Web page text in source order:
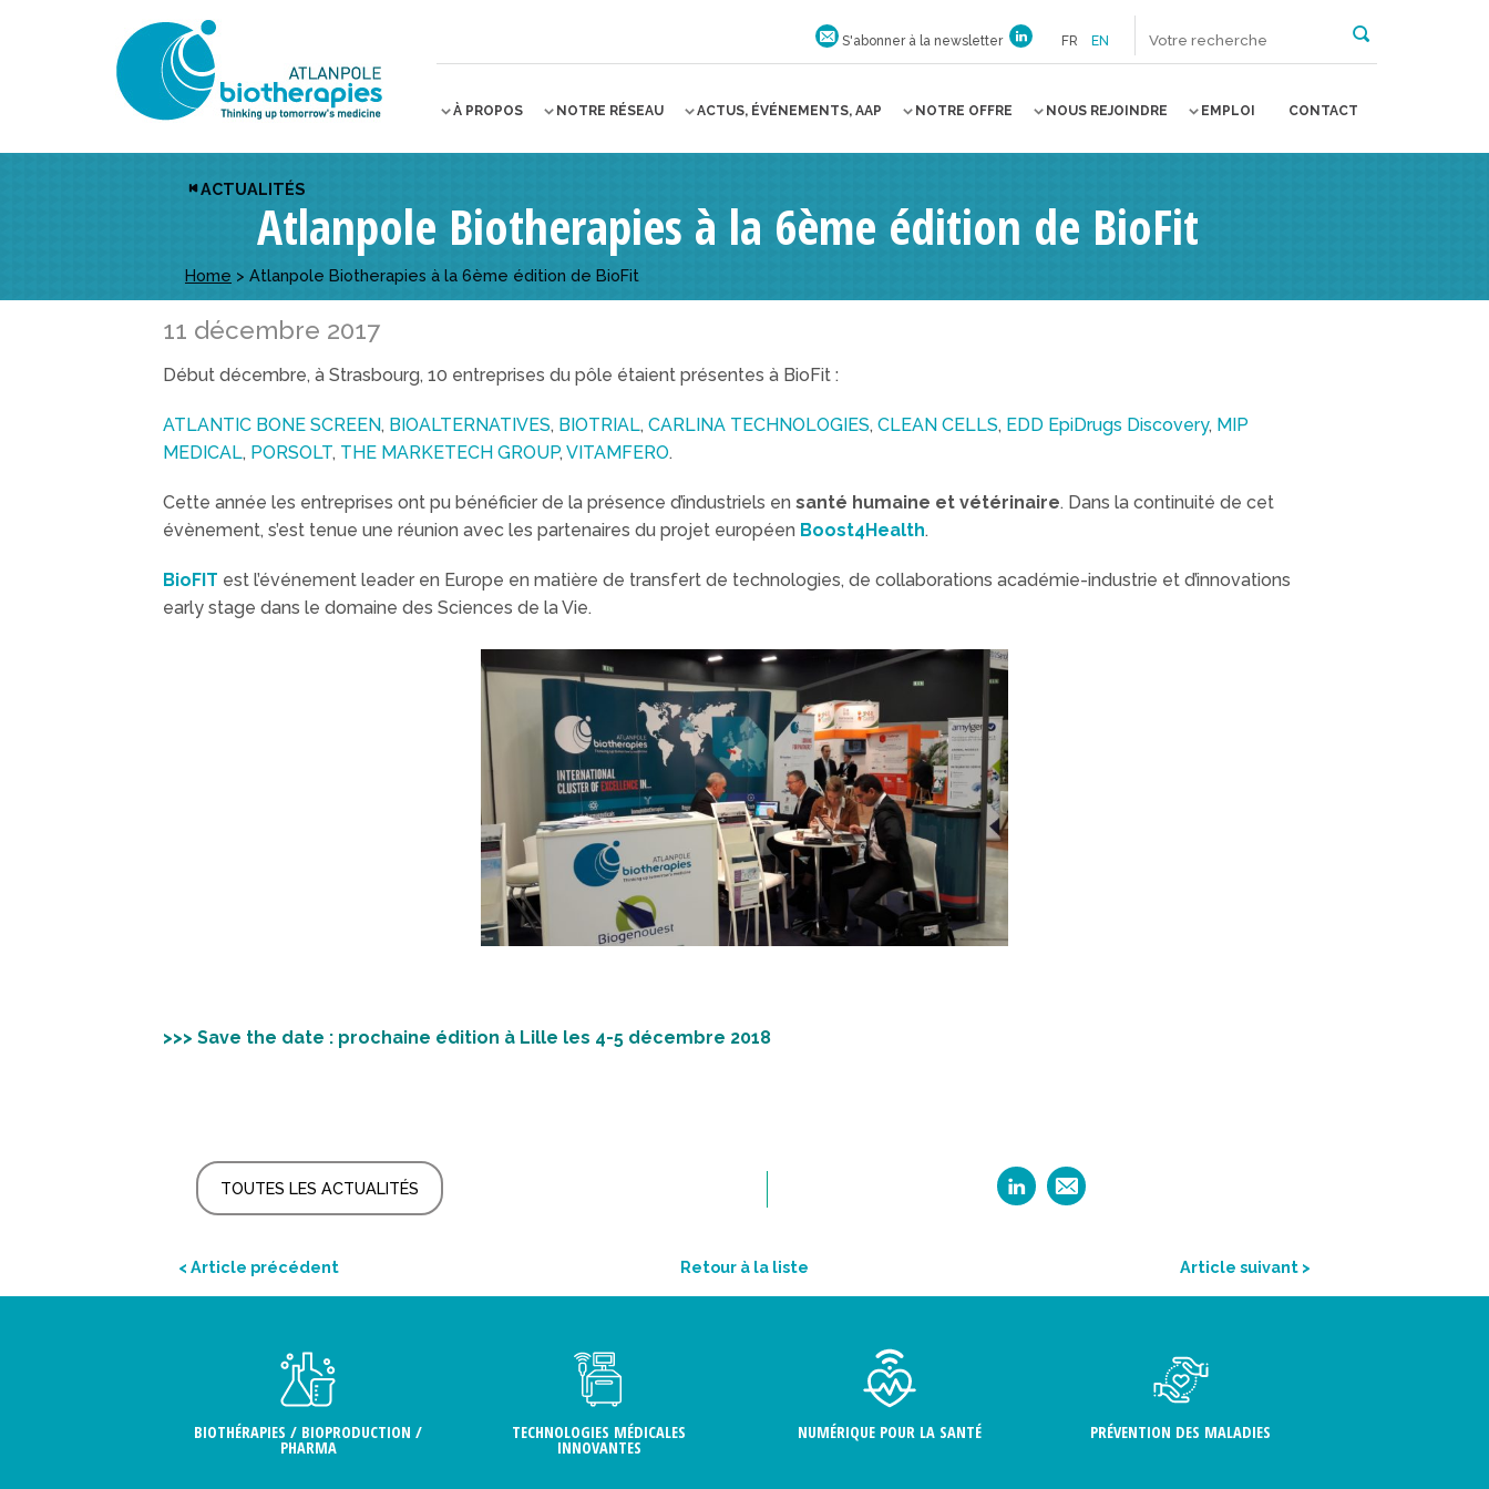
S'abonner à la newsletter FR EN
À PROPOS NOTRE RÉSEAU ACTUS, ÉVÉNEMENTS, AAP NOTRE OFFRE NOUS REJOINDRE EMPLOI CONTACT
ACTUALITÉS
Atlanpole Biotherapies à la 6ème édition de BioFit
Home > Atlanpole Biotherapies à la 6ème édition de BioFit
11 décembre 2017
Début décembre, à Strasbourg, 10 entreprises du pôle étaient présentes à BioFit :
ATLANTIC BONE SCREEN, BIOALTERNATIVES, BIOTRIAL, CARLINA TECHNOLOGIES, CLEAN CELLS, EDD EpiDrugs Discovery, MIP
MEDICAL, PORSOLT, THE MARKETECH GROUP, VITAMFERO.
Cette année les entreprises ont pu bénéficier de la présence d’industriels en santé humaine et vétérinaire. Dans la continuité de cet
évènement, s’est tenue une réunion avec les partenaires du projet européen Boost4Health.
BioFIT est l’événement leader en Europe en matière de transfert de technologies, de collaborations académie-industrie et d’innovations
early stage dans le domaine des Sciences de la Vie.
>>> Save the date : prochaine édition à Lille les 4-5 décembre 2018
TOUTES LES ACTUALITÉS
< Article précédent Retour à la liste Article suivant >
BIOTHÉRAPIES / BIOPRODUCTION /
PHARMA
TECHNOLOGIES MÉDICALES
INNOVANTES
NUMÉRIQUE POUR LA SANTÉ PRÉVENTION DES MALADIES